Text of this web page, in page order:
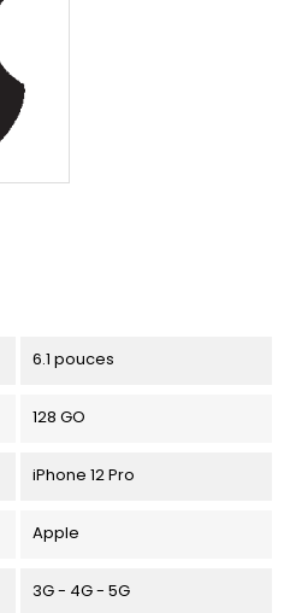
6.1 pouces
128 GO
iPhone 12 Pro
Apple
3G - 4G - 5G